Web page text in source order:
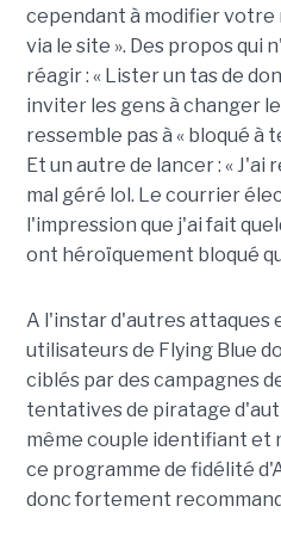
cependant à modifier votre
via le site ». Des propos qui
réagir : « Lister un tas de
inviter les gens à changer
ressemble pas à « bloqué à
Et un autre de lancer : « J'ai
mal géré lol. Le courrier
l'impression que j'ai fait
ont héroïquement bloqué
A l'instar d'autres attaques
utilisateurs de Flying Blue
ciblés par des campagnes
tentatives de piratage
même couple identifiant et
ce programme de fidélité
donc fortement